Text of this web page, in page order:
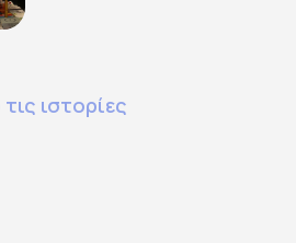
ιστορίες